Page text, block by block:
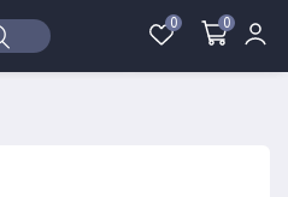
0 0
Войти Регистрация